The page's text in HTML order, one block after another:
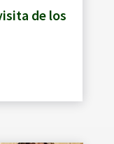
de los